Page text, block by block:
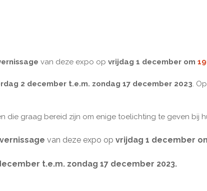
van deze expo op vrijdag 1 december om
2 december t.e.m. zondag 17 december 2023.
die graag bereid zijn om enige toelichting te geven bij
vernissage van deze expo op vrijdag 1 december
t.e.m. zondag 17 december 2023.